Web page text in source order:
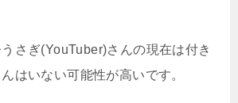
さぎ(YouTuber)さんの現在は付き
はいない可能性が高いです。